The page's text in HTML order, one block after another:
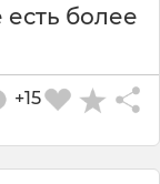
более
+15